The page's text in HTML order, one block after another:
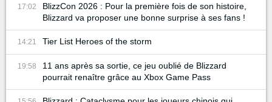
17:02
BlizzCon 2026 : Pour la première fois de son histoire,
Blizzard va proposer une bonne surprise à ses fans !
14:21 Tier List Heroes of the storm
19:58
11 ans après sa sortie, ce jeu oublié de Blizzard
pourrait renaître grâce au Xbox Game Pass